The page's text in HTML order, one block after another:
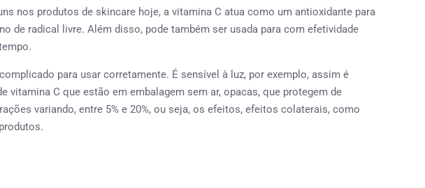
nos produtos de skincare hoje, a vitamina C atua como um antioxidante para
de radical livre. Além disso, pode também ser usada para com efetividade
para usar corretamente. É sensível à luz, por exemplo, assim é
vitamina C que estão em embalagem sem ar, opacas, que protegem de
variando, entre 5% e 20%, ou seja, os efeitos, efeitos colaterais, como